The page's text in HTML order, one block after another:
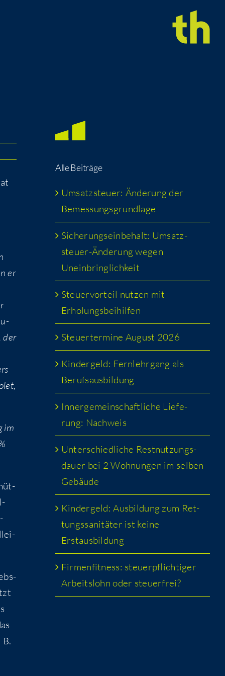
er
der
im
Alle Bei­trä­ge
Umsatz­steu­er: Ände­rung der
Bemessungsgrundlage
Siche­rungs­ein­be­halt: Umsatz­
steu­er-Ände­rung wegen
Uneinbringlichkeit
Steu­er­vor­teil nut­zen mit
Erholungsbeihilfen
Steu­er­ter­mi­ne August 2026
Kin­der­geld: Fern­lehr­gang als
Berufsausbildung
Inner­ge­mein­schaft­li­che Lie­fe­
rung: Nachweis
Unter­schied­li­che Rest­nut­zungs­
dau­er bei 2 Woh­nun­gen im sel­ben
Gebäude
Kin­der­geld: Aus­bil­dung zum Ret­
tungs­sa­ni­tä­ter ist kei­ne
Erstausbildung
Fir­men­fit­ness: steu­er­pflich­ti­ger
Arbeits­lohn oder steuerfrei?